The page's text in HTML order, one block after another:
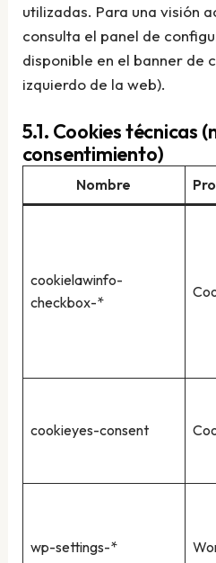
utilizadas. Para una visión
consulta el panel de
disponible en el banner de
izquierdo de la web).
5.1. Cookies técnicas
consentimiento)
Nombre
cookielawinfo-
checkbox-*
cookieyes-consent
wp-settings-*